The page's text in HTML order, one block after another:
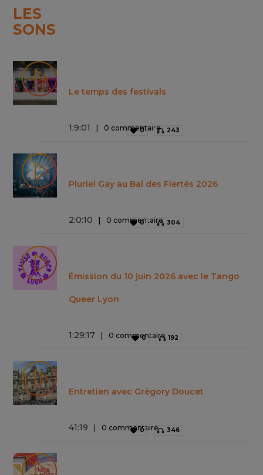
LES
SONS
Le temps des festivals
1:9:01 0 commentaire
0 243
Pluriel Gay au Bal des Fiertés 2026
2:0:10 0 commentaire
0 304
Émission du 10 juin 2026 avec le Tango
Queer Lyon
1:29:17 0 commentaire
0 192
Entretien avec Grégory Doucet
41:19 0 commentaire
0 346